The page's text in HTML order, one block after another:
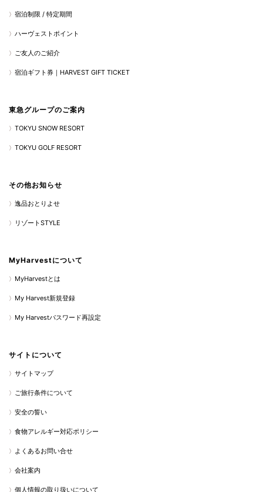
宿泊制限 / 特定期間
ハーヴェストポイント
ご友人のご紹介
宿泊ギフト券｜HARVEST GIFT TICKET
東急グループのご案内
TOKYU SNOW RESORT
TOKYU GOLF RESORT
その他お知らせ
逸品おとりよせ
リゾートSTYLE
MyHarvestについて
MyHarvestとは
My Harvest新規登録
My Harvestパスワード再設定
サイトについて
サイトマップ
ご旅行条件について
安全の誓い
食物アレルギー対応ポリシー
よくあるお問い合せ
会社案内
個人情報の取り扱いについて